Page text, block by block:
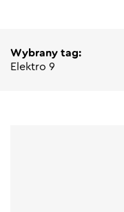
Wybrany tag:
Elektro 9